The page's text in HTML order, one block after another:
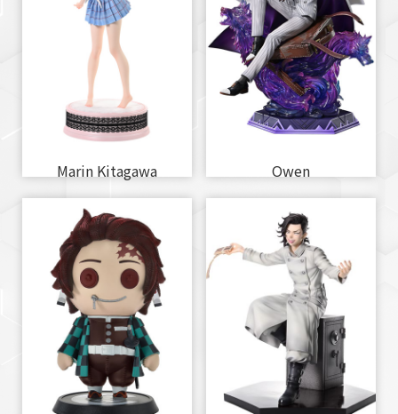
Marin Kitagawa Owen